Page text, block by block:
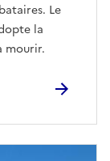
Le
la
mourir.